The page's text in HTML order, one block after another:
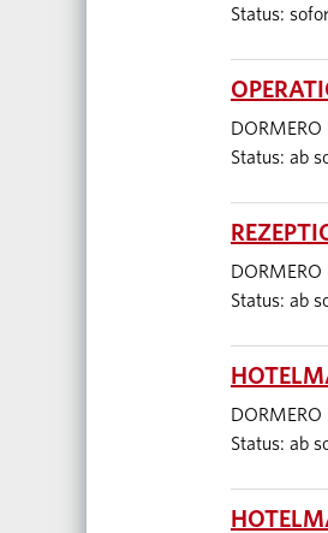
Status:
Status: ab
Status: ab
DORMERO
Status: ab